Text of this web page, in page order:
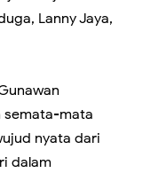
Lanny Jaya,
semata-mata
nyata dari
dalam